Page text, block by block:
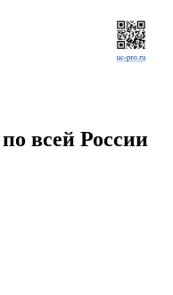
всей России